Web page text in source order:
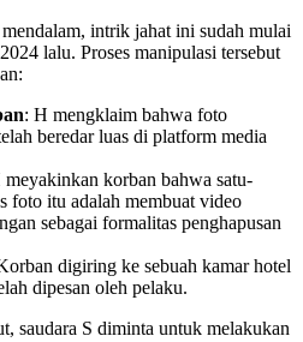
intrik jahat ini sudah mulai
lalu. Proses manipulasi tersebut
: H mengklaim bahwa foto
beredar luas di platform media
meyakinkan korban bahwa satu-
foto itu adalah membuat video
sebagai formalitas penghapusan
digiring ke sebuah kamar hotel
dipesan oleh pelaku.
saudara S diminta untuk melakukan